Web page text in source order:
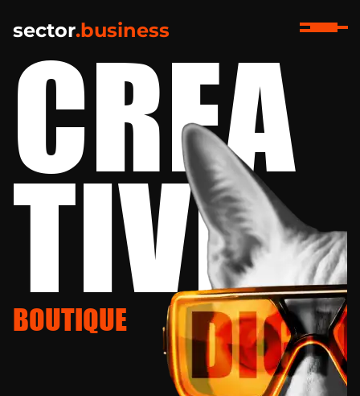
sector.business
CREA
TIVE
BOUTIQUE